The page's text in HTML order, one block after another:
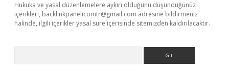
Hukuka ve yasal düzenlemelere aykırı olduğunu düşündüğünüz
içerikleri, backlinkpanelicomtr@gmail.com adresine bildirmeniz
halinde, ilgili içerikler yasal süre içerisinde sitemizden kaldırılacaktır.